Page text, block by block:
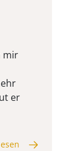
mir
er